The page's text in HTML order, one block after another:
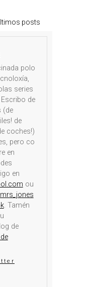
posts
polo
series
de
(de
de
coches!)
pero co
en
en
ou
. Tamén
de